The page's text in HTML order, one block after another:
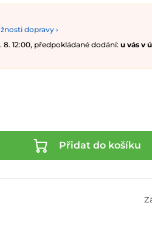
dopravy ›
8. 12:00, předpokládané dodání: u vás v
Přidat do košíku